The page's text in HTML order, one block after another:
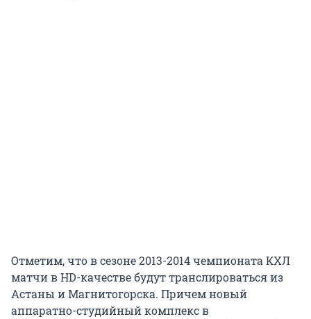
Отметим, что в сезоне 2013-2014 чемпионата КХЛ
матчи в HD-качестве будут транслироваться из
Астаны и Магнитогорска. Причем новый
аппаратно-студийный комплекс в